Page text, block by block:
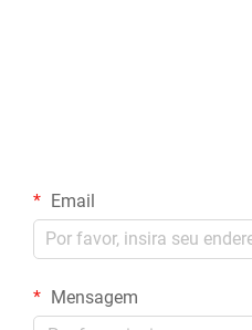
Email
Mensagem